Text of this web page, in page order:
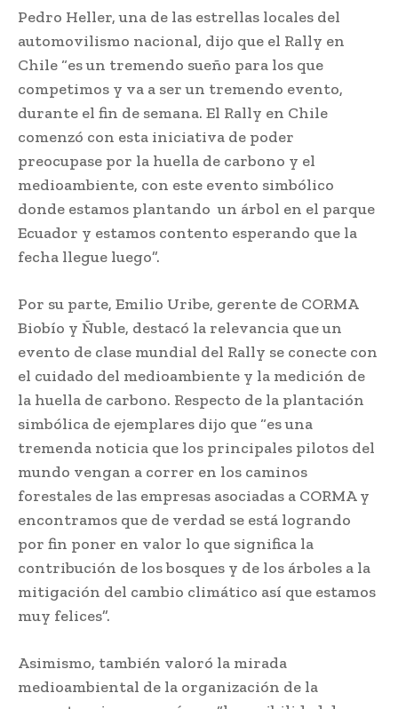
Pedro Heller, una de las estrellas locales del
automovilismo nacional, dijo que el Rally en
Chile “es un tremendo sueño para los que
competimos y va a ser un tremendo evento,
durante el fin de semana. El Rally en Chile
comenzó con esta iniciativa de poder
preocupase por la huella de carbono y el
medioambiente, con este evento simbólico
donde estamos plantando un árbol en el parque
Ecuador y estamos contento esperando que la
fecha llegue luego”.
Por su parte, Emilio Uribe, gerente de CORMA
Biobío y Ñuble, destacó la relevancia que un
evento de clase mundial del Rally se conecte con
el cuidado del medioambiente y la medición de
la huella de carbono. Respecto de la plantación
simbólica de ejemplares dijo que “es una
tremenda noticia que los principales pilotos del
mundo vengan a correr en los caminos
forestales de las empresas asociadas a CORMA y
encontramos que de verdad se está logrando
por fin poner en valor lo que significa la
contribución de los bosques y de los árboles a la
mitigación del cambio climático así que estamos
muy felices”.
Asimismo, también valoró la mirada
medioambiental de la organización de la